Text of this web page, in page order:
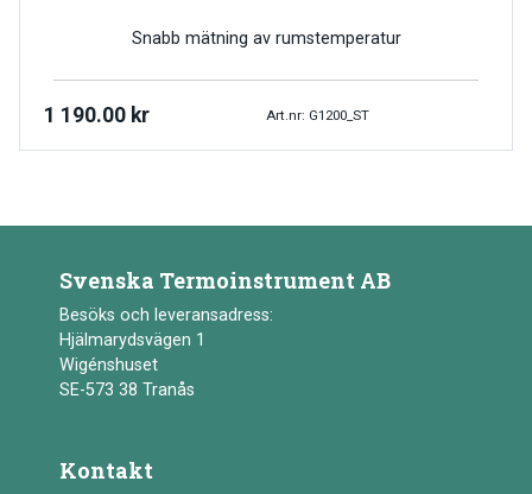
Snabb mätning av rumstemperatur
1 190.00 kr Art.nr: G1200_ST
Svenska Termoinstrument AB
Besöks och leveransadress:
Hjälmarydsvägen 1
Wigénshuset
SE-573 38 Tranås
Kontakt